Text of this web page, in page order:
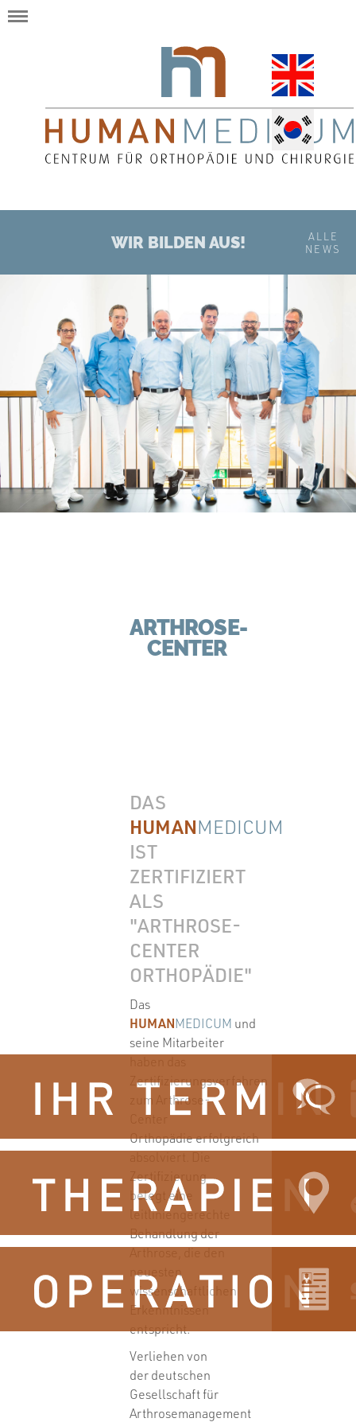
WIR BILDEN AUS!
ALLE
NEWS
ARTHROSE-
CENTER
DAS
HUMANMEDICUM
IST
ZERTIFIZIERT
ALS
"ARTHROSE-
CENTER
ORTHOPÄDIE"
Das
HUMANMEDICUM und
seine Mitarbeiter
Zertifizierungsverfahren
zum Arthrose-
Center
Orthopädie erfolgreich
Zertifizierung
belegt eine
leitliniengerechte
Behandlung der
neuesten
wissenschaftlichen
Erkenntnissen
entspricht.
Verliehen von
der deutschen
Gesellschaft für
Arthrosemanagement